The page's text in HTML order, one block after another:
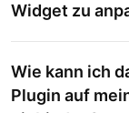
Widget zu
Wie kann ich
Plugin auf